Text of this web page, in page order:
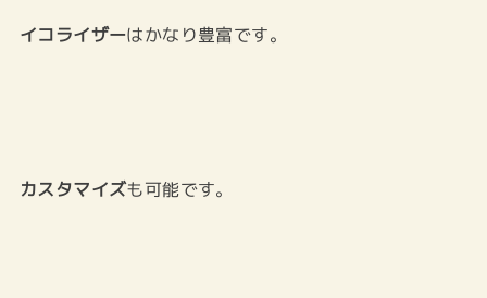
イコライザーはかなり豊富です。
カスタマイズも可能です。